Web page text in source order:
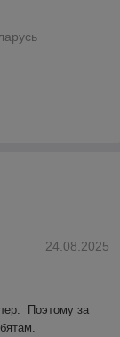
24.08.2025
Поэтому за